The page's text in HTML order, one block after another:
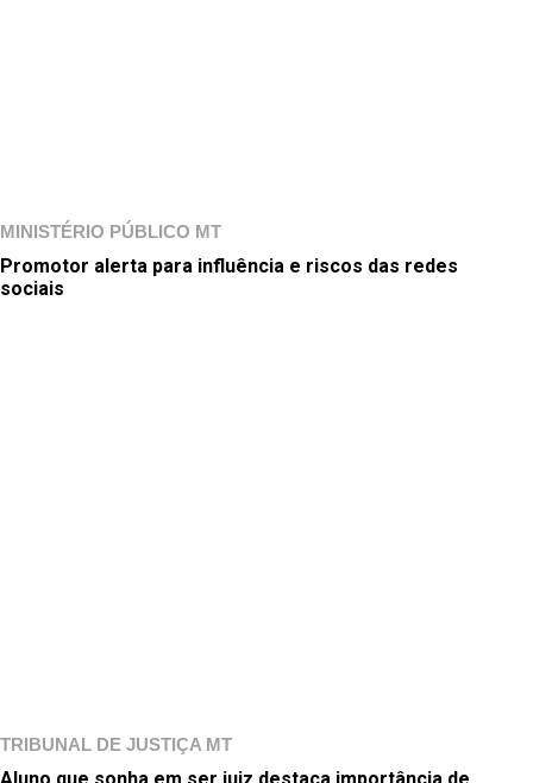
MINISTÉRIO PÚBLICO MT
Promotor alerta para influência e riscos das redes
sociais
TRIBUNAL DE JUSTIÇA MT